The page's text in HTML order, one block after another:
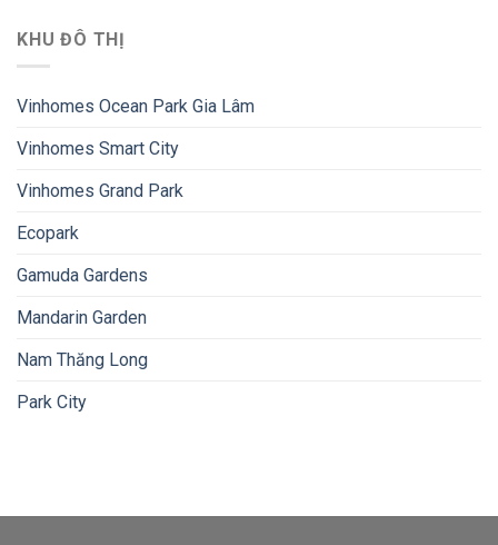
KHU ĐÔ THỊ
Vinhomes Ocean Park Gia Lâm
Vinhomes Smart City
Vinhomes Grand Park
Ecopark
Gamuda Gardens
Mandarin Garden
Nam Thăng Long
Park City